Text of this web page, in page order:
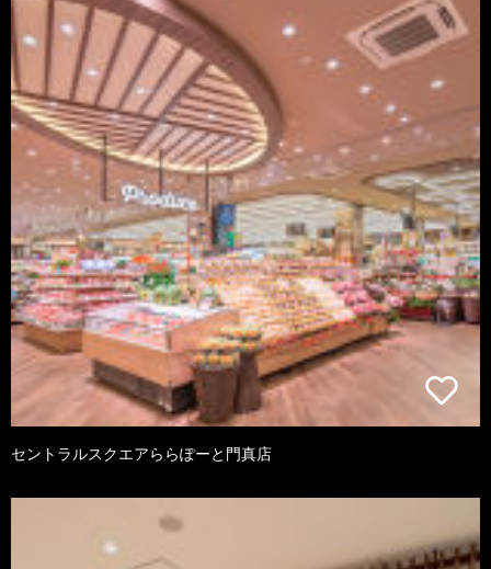
セントラルスクエアららぽーと門真店